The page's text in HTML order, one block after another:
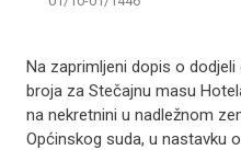
Na zaprimljeni dopis o
broja za Stečajnu masu
na nekretnini u nadležnom
Općinskog suda, u nastavku